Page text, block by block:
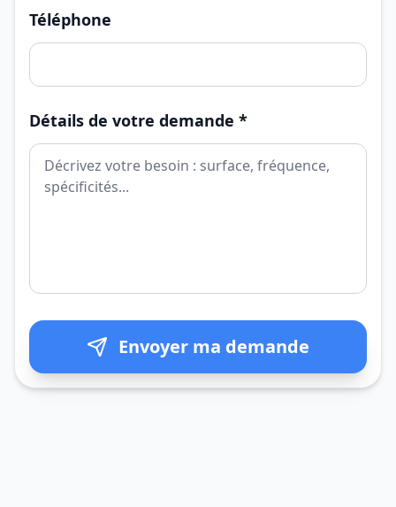
Téléphone
Détails de votre demande *
Envoyer ma demande